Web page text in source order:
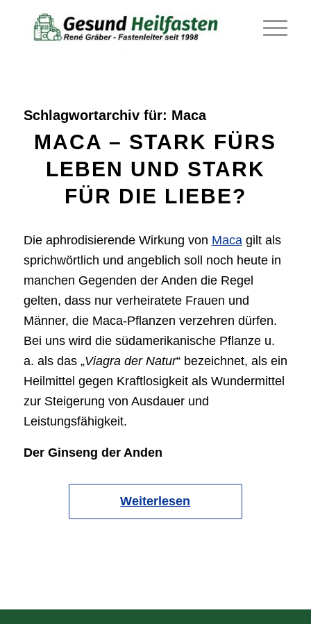
Schlagwortarchiv für: Maca
MACA – STARK FÜRS
LEBEN UND STARK
FÜR DIE LIEBE?
Die aphrodisierende Wirkung von Macagilt als
sprichwörtlich und angeblich soll noch heute in
manchen Gegenden der Anden die Regel
gelten, dass nur verheiratete Frauen und
Männer, die Maca-Pflanzen verzehren dürfen.
Bei uns wird die südamerikanische Pflanze u.
a. als das „Viagra der Natur“ bezeichnet, als ein
Heilmittel gegen Kraftlosigkeit als Wundermittel
zur Steigerung von Ausdauer und
Leistungsfähigkeit.
Der Ginseng der Anden
Weiterlesen